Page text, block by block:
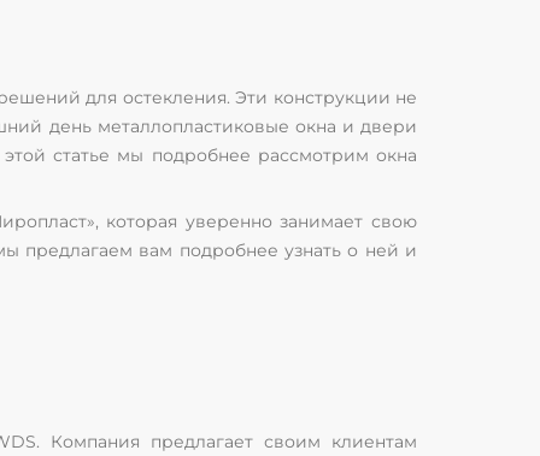
для остекления. Эти конструкции не
день металлопластиковые окна и двери
статье мы подробнее рассмотрим окна
которая уверенно занимает свою
предлагаем вам подробнее узнать о ней и
Компания предлагает своим клиентам